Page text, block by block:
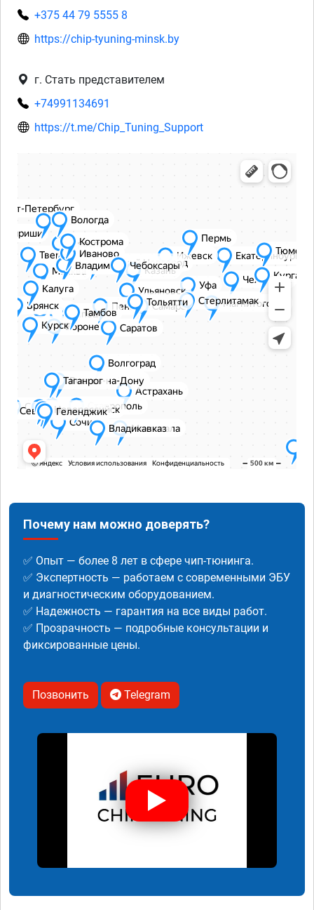
+375 44 79 5555 8
https://chip-tyuning-minsk.by
г. Стать представителем
+74991134691
https://t.me/Chip_Tuning_Support
Почему нам можно доверять?
✅ Опыт — более 8 лет в сфере чип-тюнинга.
✅ Экспертность — работаем с современными ЭБУ
и диагностическим оборудованием.
✅ Надежность — гарантия на все виды работ.
✅ Прозрачность — подробные консультации и
фиксированные цены.
Позвонить Telegram